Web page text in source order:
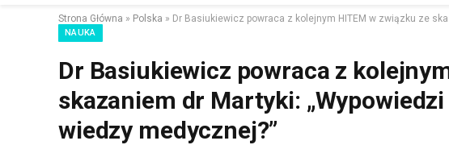
Strona Główna » Polska » Dr Basiukiewicz powraca z kolejnym HITEM w związku ze
NAUKA
Dr Basiukiewicz powraca z
skazaniem dr Martyki:
wiedzy medycznej?”